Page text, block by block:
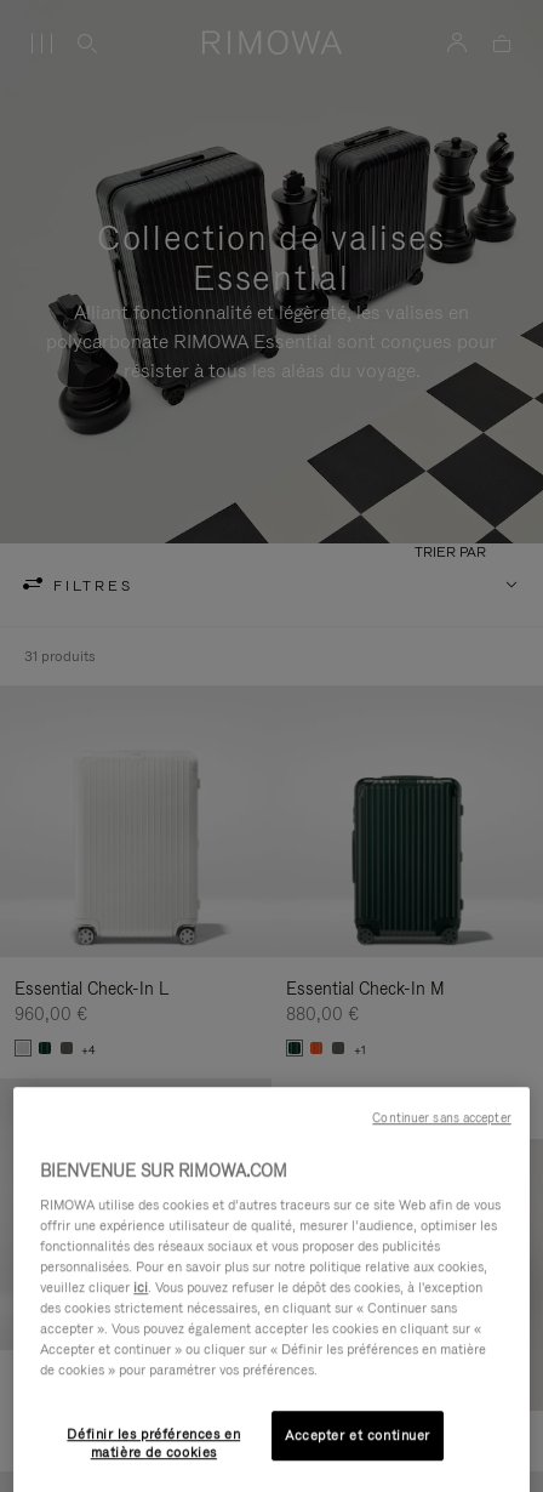
Collection de valises
Essential
Alliant fonctionnalité et légèreté, les valises en
polycarbonate RIMOWA Essential sont conçues pour
résister à tous les aléas du voyage.
FILTRES
TRIER PAR
31 produits
Essential Check-In L
960,00 €
+4
Essential Check-In M
880,00 €
+1
Essential Cabin
+5
BIENVENUE SUR RIMOWA.COM
RIMOWA utilise des cookies et d’autres traceurs sur ce site Web afin de vous
offrir une expérience utilisateur de qualité, mesurer l’audience, optimiser les
fonctionnalités des réseaux sociaux et vous proposer des publicités
personnalisées. Pour en savoir plus sur notre politique relative aux cookies,
veuillez cliquer ici. Vous pouvez refuser le dépôt des cookies, à l'exception
des cookies strictement nécessaires, en cliquant sur « Continuer sans
accepter ». Vous pouvez également accepter les cookies en cliquant sur «
Accepter et continuer » ou cliquer sur « Définir les préférences en matière
de cookies » pour paramétrer vos préférences.
Définir les préférences en
matière de cookies
Accepter et continuer
Continuer sans accepter